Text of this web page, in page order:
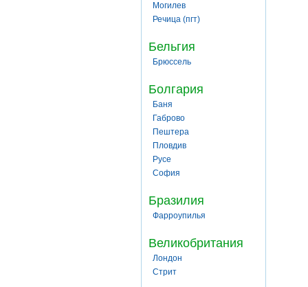
Могилев
Речица (пгт)
Бельгия
Брюссель
Болгария
Баня
Габрово
Пештера
Пловдив
Русе
София
Бразилия
Фарроупилья
Великобритания
Лондон
Стрит